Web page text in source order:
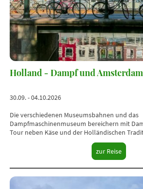
Holland - Dampf und Amsterdam
30.09. - 04.10.2026
Die verschiedenen Museumsbahnen und das
Dampfmaschinenmuseum bereichern mit
Tour neben Käse und der Holländischen
zur Reise